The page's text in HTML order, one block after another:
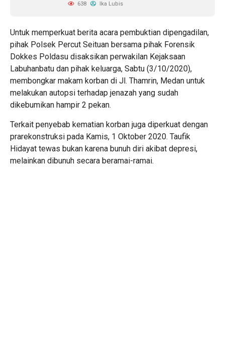
638 Ika Lubis
Untuk memperkuat berita acara pembuktian dipengadilan,
pihak Polsek Percut Seituan bersama pihak Forensik
Dokkes Poldasu disaksikan perwakilan Kejaksaan
Labuhanbatu dan pihak keluarga, Sabtu (3/10/2020),
membongkar makam korban di Jl. Thamrin, Medan untuk
melakukan autopsi terhadap jenazah yang sudah
dikebumikan hampir 2 pekan.
Terkait penyebab kematian korban juga diperkuat dengan
prarekonstruksi pada Kamis, 1 Oktober 2020. Taufik
Hidayat tewas bukan karena bunuh diri akibat depresi,
melainkan dibunuh secara beramai-ramai.